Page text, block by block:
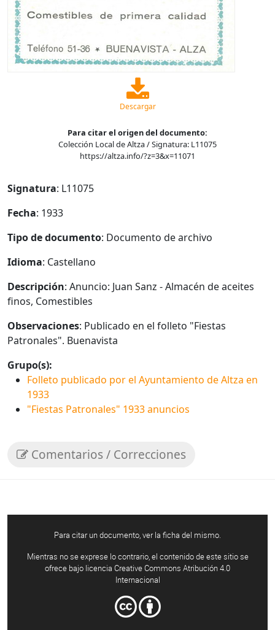
Descargar
Para citar el origen del documento:
Colección Local de Altza / Signatura: L11075
https://altza.info/?z=3&x=11071
Signatura: L11075
Fecha: 1933
Tipo de documento: Documento de archivo
Idioma: Castellano
Descripción: Anuncio: Juan Sanz - Almacén de aceites
finos, Comestibles
Observaciones: Publicado en el folleto "Fiestas
Patronales". Buenavista
Grupo(s):
Folleto publicado por el Ayuntamiento de Altza en
1933
"Fiestas Patronales" 1933 anuncios
Comentarios / Correcciones
Para citar un documento, ver la ficha del mismo.
Mientras no se exprese lo contrario, el contenido de este sitio se
ofrece bajo licencia Creative Commons Atribución 4.0
Internacional